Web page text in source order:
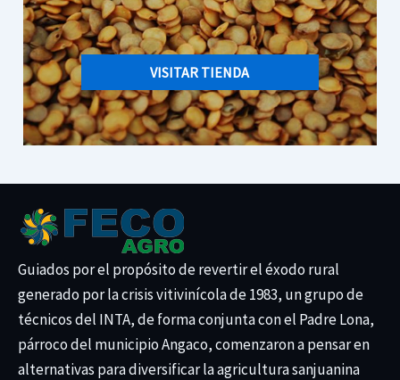
VISITAR TIENDA
Guiados por el propósito de revertir el éxodo rural
generado por la crisis vitivinícola de 1983, un grupo de
técnicos del INTA, de forma conjunta con el Padre Lona,
párroco del municipio Angaco, comenzaron a pensar en
alternativas para diversificar la agricultura sanjuanina